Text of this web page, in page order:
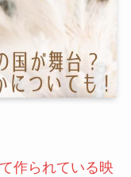
作られている映